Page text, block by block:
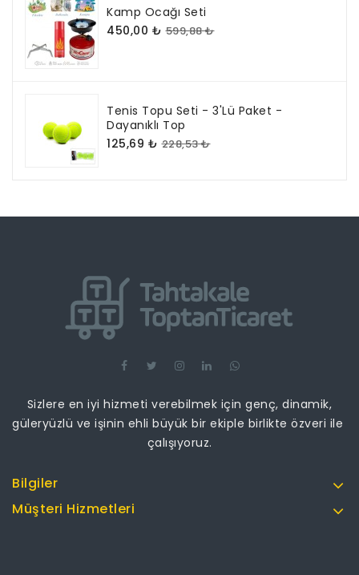
Kamp Ocağı Seti
450,00 ₺ 599,88 ₺
Tenis Topu Seti - 3'lü Paket -
Dayanıklı Top
125,69 ₺ 228,53 ₺
Sizlere en iyi hizmeti verebilmek için genç, dinamik,
güleryüzlü ve işinin ehli büyük bir ekiple birlikte özveri ile
çalışıyoruz.
Bilgiler
Müşteri Hizmetleri